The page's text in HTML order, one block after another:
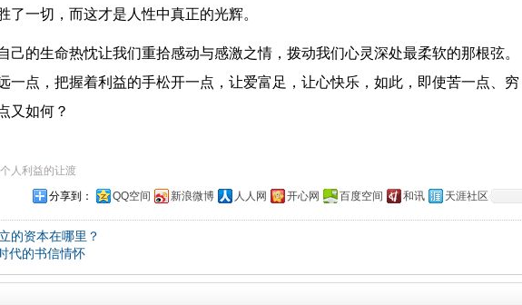
了一切，而这才是人性中真正的光辉。
己的生命热忱让我们重拾感动与感激之情，拨动我们心灵深处最柔软的那根弦。
一点，把握着利益的手松开一点，让爱富足，让心快乐，如此，即使苦一点、穷
又如何？
人利益的让渡
分享到：
QQ空间 新浪微博 人人网 开心网 百度空间 和讯 天涯社区
的资本在哪里？
代的书信情怀